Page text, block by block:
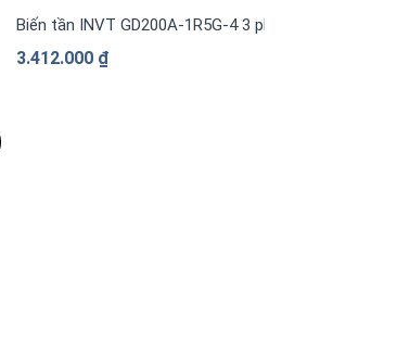
Biến tần INVT GD200A-1R5G-4 3 pha 380V
3.412.000 ₫